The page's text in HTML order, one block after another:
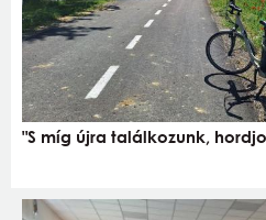
"S míg újra találkozunk,